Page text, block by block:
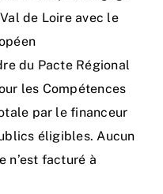
de Loire avec le
du Pacte Régional
les Compétences
par le financeur
éligibles. Aucun
n’est facturé à